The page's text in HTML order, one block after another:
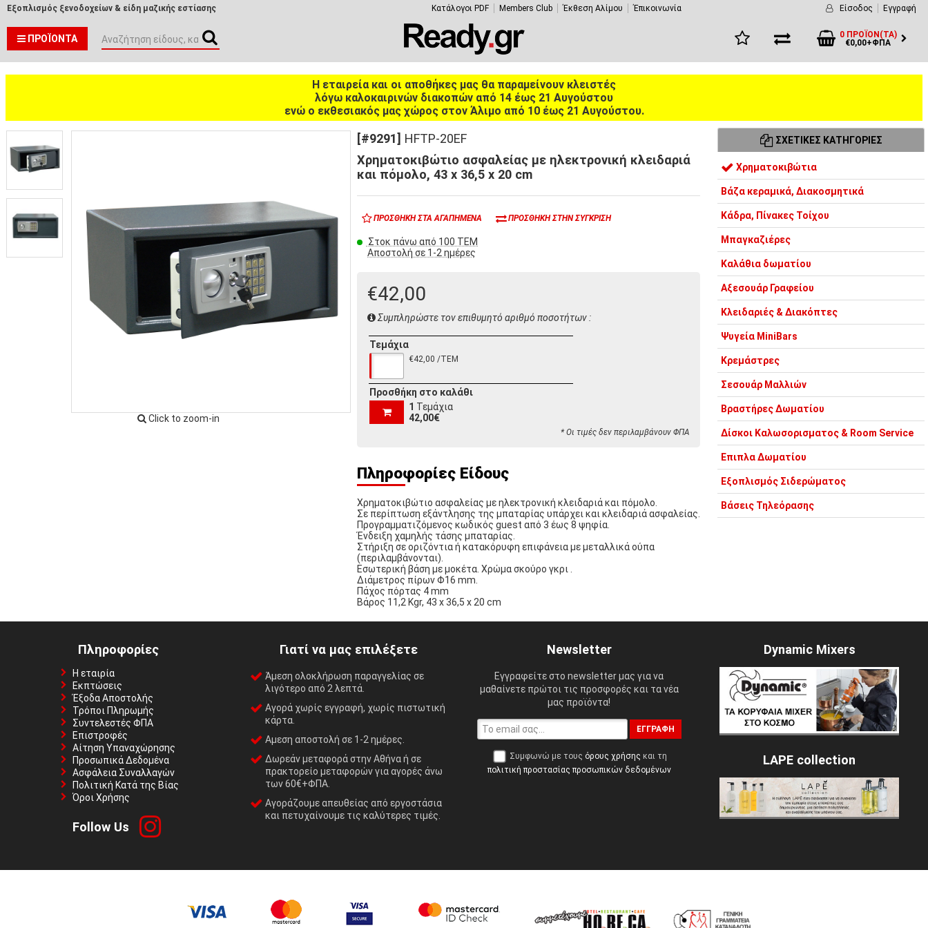
Εξοπλισμός ξενοδοχείων & είδη μαζικής εστίασης Κατάλογοι PDF Members Club Έκθεση Αλίμου Έπικοινωνία Είσοδος Εγγραφή
ΠΡΟΪΌΝΤΑ
0 ΠΡΟΪΌΝ(ΤΑ)
€0,00+ΦΠΑ
Η εταιρεία και οι αποθήκες μας θα παραμείνουν κλειστές
λόγω καλοκαιρινών διακοπών από 14 έως 21 Αυγούστου
ενώ ο εκθεσιακός μας χώρος στον Άλιμο από 10 έως 21 Αυγούστου.
Click to zoom-in
[#9291] HFTP-20EF
Χρηματοκιβώτιο ασφαλείας με ηλεκτρονική κλειδαριά
και πόμολο, 43 x 36,5 x 20 cm
ΠΡΟΣΘΉΚΗ ΣΤΑ ΑΓΑΠΗΜΈΝΑ ΠΡΟΣΘΉΚΗ ΣΤΗΝ ΣΎΓΚΡΙΣΗ
Στοκ πάνω από 100 ΤΕΜ
Αποστολή σε 1-2 ημέρες
€42,00
Συμπληρώστε τον επιθυμητό αριθμό ποσοτήτων :
Τεμάχια
€42,00 /ΤΕΜ
Προσθήκη στο καλάθι
1 Τεμάχια
42,00€
* Οι τιμές δεν περιλαμβάνουν ΦΠΑ
Πληροφορίες Είδους
Χρηματοκιβώτιο ασφαλείας με ηλεκτρονική κλειδαριά και πόμολο.
Σε περίπτωση εξάντλησης της μπαταρίας υπάρχει και κλειδαριά ασφαλείας.
Προγραμματιζόμενος κωδικός guest από 3 έως 8 ψηφία.
Ένδειξη χαμηλής τάσης μπαταρίας.
Στήριξη σε οριζόντια ή κατακόρυφη επιφάνεια με μεταλλικά ούπα
(περιλαμβάνονται).
Εσωτερική βάση με μοκέτα. Χρώμα σκούρο γκρι .
Διάμετρος πίρων Φ16 mm.
Πάχος πόρτας 4 mm
Βάρος 11,2 Kgr, 43 x 36,5 x 20 cm
ΣΧΕΤΙΚΈΣ ΚΑΤΗΓΟΡΊΕΣ
Χρηματοκιβώτια
Βάζα κεραμικά, Διακοσμητικά
Κάδρα, Πίνακες Τοίχου
Μπαγκαζιέρες
Καλάθια δωματίου
Αξεσουάρ Γραφείου
Κλειδαριές & Διακόπτες
Ψυγεία MiniBars
Κρεμάστρες
Σεσουάρ Μαλλιών
Βραστήρες Δωματίου
Δίσκοι Καλωσορισματος & Room Service
Επιπλα Δωματίου
Εξοπλισμός Σιδερώματος
Βάσεις Τηλεόρασης
Πληροφορίες
Η εταιρία
Εκπτώσεις
Έξοδα Αποστολής
Τρόποι Πληρωμής
Συντελεστές ΦΠΑ
Επιστροφές
Αίτηση Υπαναχώρησης
Προσωπικά Δεδομένα
Ασφάλεια Συναλλαγών
Πολιτική Κατά της Βίας
Όροι Χρήσης
Follow Us
Γιατί να μας επιλέξετε
Άμεση ολοκλήρωση παραγγελίας σε
λιγότερο από 2 λεπτά.
Αγορά χωρίς εγγραφή, χωρίς πιστωτική
κάρτα.
Αμεση αποστολή σε 1-2 ημέρες.
Δωρεάν μεταφορά στην Αθήνα ή σε
πρακτορείο μεταφορών για αγορές άνω
των 60€+ΦΠΑ.
Αγοράζουμε απευθείας από εργοστάσια
και πετυχαίνουμε τις καλύτερες τιμές.
Newsletter
Εγγραφείτε στο newsletter μας για να
μαθαίνετε πρώτοι τις προσφορές και τα νέα
μας προϊόντα!
ΕΓΓΡΑΦΉ
Συμφωνώ με τους όρους χρήσης και τη
πολιτική προστασίας προσωπικών δεδομένων
Dynamic Mixers
LAPE collection